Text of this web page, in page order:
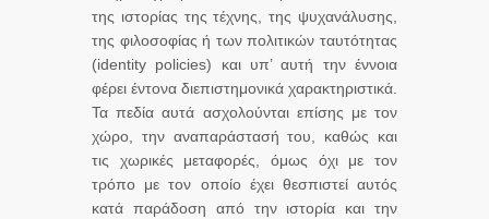
της ιστορίας της τέχνης, της ψυχανάλυσης,
της φιλοσοφίας ή των πολιτικών ταυτότητας
(identity policies) και υπ’ αυτή την έννοια
φέρει έντονα διεπιστημονικά χαρακτηριστικά.
Τα πεδία αυτά ασχολούνται επίσης με τον
χώρο, την αναπαράστασή του, καθώς και
τις χωρικές μεταφορές, όμως όχι με τον
τρόπο με τον οποίο έχει θεσπιστεί αυτός
κατά παράδοση από την ιστορία και την